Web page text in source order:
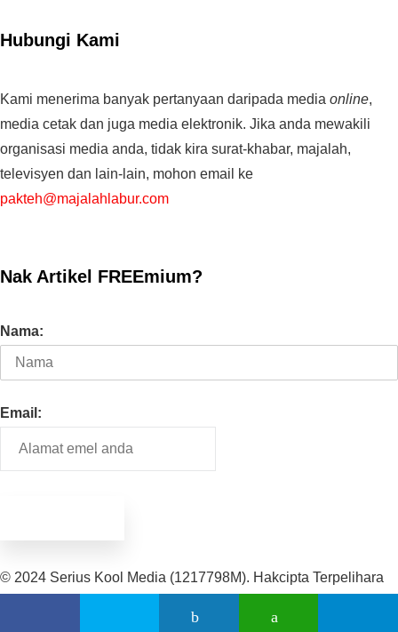
Hubungi Kami
Kami menerima banyak pertanyaan daripada media online,
media cetak dan juga media elektronik. Jika anda mewakili
organisasi media anda, tidak kira surat-khabar, majalah,
televisyen dan lain-lain, mohon email ke
pakteh@majalahlabur.com
Nak Artikel FREEmium?
Nama:
Email:
© 2024 Serius Kool Media (1217798M). Hakcipta Terpelihara